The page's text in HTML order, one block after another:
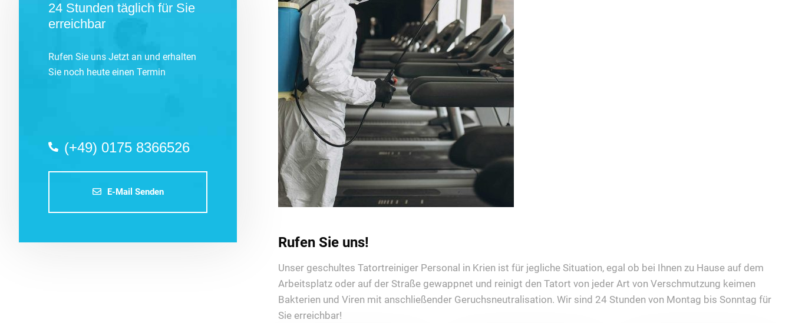
24 Stunden täglich für Sie
erreichbar
Rufen Sie uns Jetzt an und erhalten
Sie noch heute einen Termin
(+49) 0175 8366526
E-Mail Senden
Rufen Sie uns!
Unser geschultes Tatortreiniger Personal in Krien ist für jegliche Situation, egal ob bei Ihnen zu Hause auf dem
Arbeitsplatz oder auf der Straße gewappnet und reinigt den Tatort von jeder Art von Verschmutzung keimen
Bakterien und Viren mit anschließender Geruchsneutralisation. Wir sind 24 Stunden von Montag bis Sonntag für
Sie erreichbar!